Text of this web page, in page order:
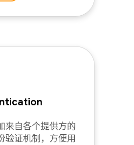
来自各个提供方的
验证机制，方便用